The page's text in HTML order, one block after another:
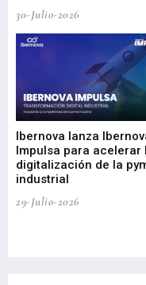
30-Julio-2026
Ibernova lanza
Impulsa para acelerar
digitalización de la
industrial
29-Julio-2026